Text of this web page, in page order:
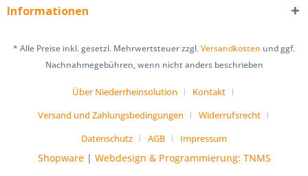
Informationen
* Alle Preise inkl. gesetzl. Mehrwertsteuer zzgl.Versandkosten und ggf.
Nachnahmegebühren, wenn nicht anders beschrieben
Über Niederrheinsolution
Kontakt
Versand und Zahlungsbedingungen
Widerrufsrecht
Datenschutz
AGB Impressum
Shopware| Webdesign & Programmierung: TNMS